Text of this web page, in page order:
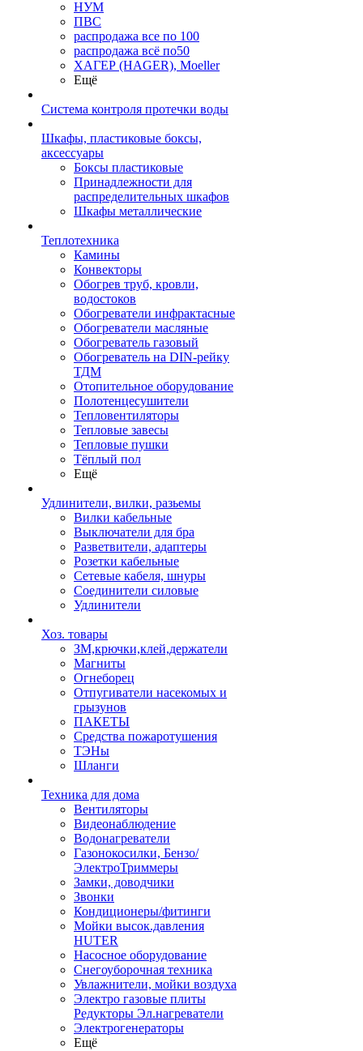
НУМ
ПВС
распродажа все по 100
распродажа всё по50
ХАГЕР (HAGER), Moeller
Ещё
Система контроля протечки воды
Шкафы, пластиковые боксы,
аксессуары
Боксы пластиковые
Принадлежности для
распределительных шкафов
Шкафы металлические
Теплотехника
Камины
Конвекторы
Обогрев труб, кровли,
водостоков
Обогреватели инфрактасные
Обогреватели масляные
Обогреватель газовый
Обогреватель на DIN-рейку
ТДМ
Отопительное оборудование
Полотенцесушители
Тепловентиляторы
Тепловые завесы
Тепловые пушки
Тёплый пол
Ещё
Удлинители, вилки, разьемы
Вилки кабельные
Выключатели для бра
Разветвители, адаптеры
Розетки кабельные
Сетевые кабеля, шнуры
Соединители силовые
Удлинители
Хоз. товары
ЗМ,крючки,клей,держатели
Магниты
Огнеборец
Отпугиватели насекомых и
грызунов
ПАКЕТЫ
Средства пожаротушения
ТЭНы
Шланги
Техника для дома
Вентиляторы
Видеонаблюдение
Водонагреватели
Газонокосилки, Бензо/
ЭлектроТриммеры
Замки, доводчики
Звонки
Кондиционеры/фитинги
Мойки высок.давления
HUTER
Насосное оборудование
Снегоуборочная техника
Увлажнители, мойки воздуха
Электро газовые плиты
Редукторы Эл.нагреватели
Электрогенераторы
Ещё